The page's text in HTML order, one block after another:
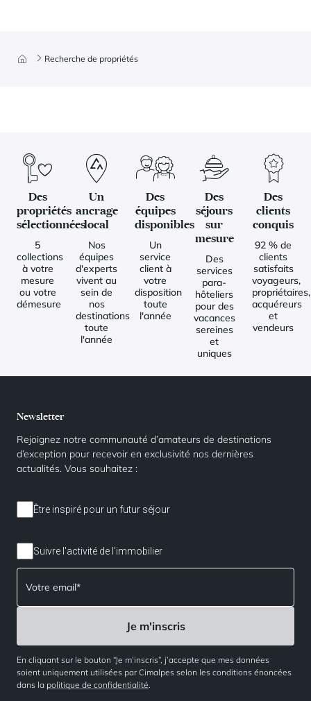
Recherche de propriétés
Des
propriétés
sélectionnées
5
collections
à votre
mesure
ou votre
démesure
Un
ancrage
local
Nos
équipes
d'experts
vivent au
sein de
nos
destinations
toute
l'année
Des
équipes
disponibles
Un
service
client à
votre
disposition
toute
l'année
Des
séjours
sur
mesure
Des
services
para-
hôteliers
pour des
vacances
sereines
et
uniques
Des
clients
conquis
92 % de
clients
satisfaits
voyageurs,
propriétaires,
acquéreurs
et
vendeurs
Newsletter
Rejoignez notre communauté d’amateurs de destinations
d’exception pour recevoir en exclusivité nos dernières
actualités. Vous souhaitez :
Être inspiré pour un futur séjour
Suivre l'activité de l'immobilier
En cliquant sur le bouton “Je m’inscris”, j’accepte que mes données
soient uniquement utilisées par Cimalpes selon les conditions énoncées
dans la politique de confidentialité